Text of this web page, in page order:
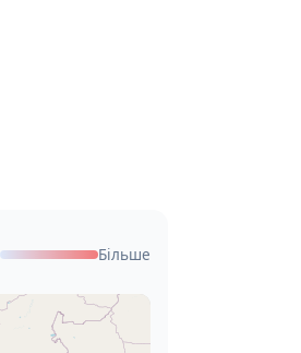
Більше